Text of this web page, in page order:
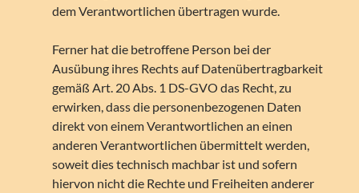
dem Verantwortlichen übertragen wurde.
Ferner hat die betroffene Person bei der
Ausübung ihres Rechts auf Datenübertragbarkeit
gemäß Art. 20 Abs. 1 DS-GVO das Recht, zu
erwirken, dass die personenbezogenen Daten
direkt von einem Verantwortlichen an einen
anderen Verantwortlichen übermittelt werden,
soweit dies technisch machbar ist und sofern
hiervon nicht die Rechte und Freiheiten anderer